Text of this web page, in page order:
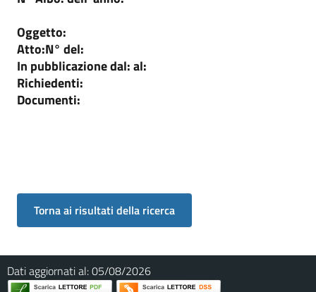
Oggetto:
Atto:N° del:
In pubblicazione dal:al:
Richiedenti:
Documenti:
Dati aggiornati al:05/08/2026